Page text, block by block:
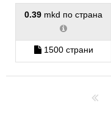
0.39 mkd по страна
1500 страни